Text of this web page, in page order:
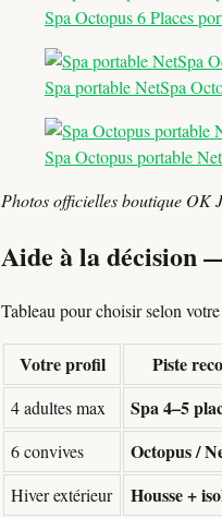
Spa Octopus 6 Places
Spa portable NetSpa
Spa Octopus portable
Photos officielles boutique OK
Aide à la décision
Tableau pour choisir selon
Votre profil Piste
4 adultes max Spa 4–5
6 convives
Octopus /
Hiver extérieur
Housse +